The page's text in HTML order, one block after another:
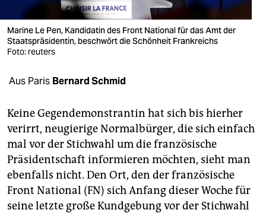
verlag
verlag
shop
fragen & hilfe
unterstützen
abo
genossenschaft
epaper login
Marine Le Pen, Kandidatin des Front National für das Amt der
Staatspräsidentin, beschwört die Schönheit Frankreichs
Foto: reuters
Aus Paris Bernard Schmid
Keine Gegendemonstrantin hat sich bis hierher
verirrt, neugierige Normalbürger, die sich einfach
mal vor der Stichwahl um die französische
Präsidentschaft informieren möchten, sieht man
ebenfalls nicht. Den Ort, den der französische
Front National (FN) sich Anfang dieser Woche für
seine letzte große Kundgebung vor der Stichwahl